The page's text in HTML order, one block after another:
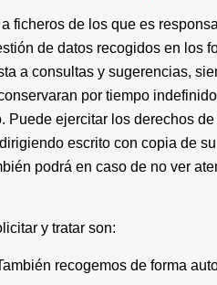
ficheros de los que es
de datos recogidos en los
a consultas y sugerencias,
por tiempo
Puede ejercitar los derechos
escrito con copia de
podrá en caso de no ver
y tratar son:
recogemos de forma